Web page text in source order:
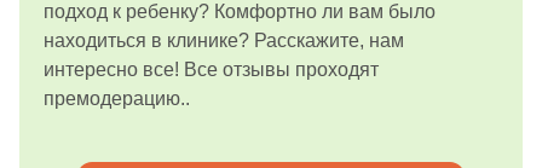
подход к ребенку? Комфортно ли вам было
находиться в клинике? Расскажите, нам
интересно все! Все отзывы проходят
премодерацию..